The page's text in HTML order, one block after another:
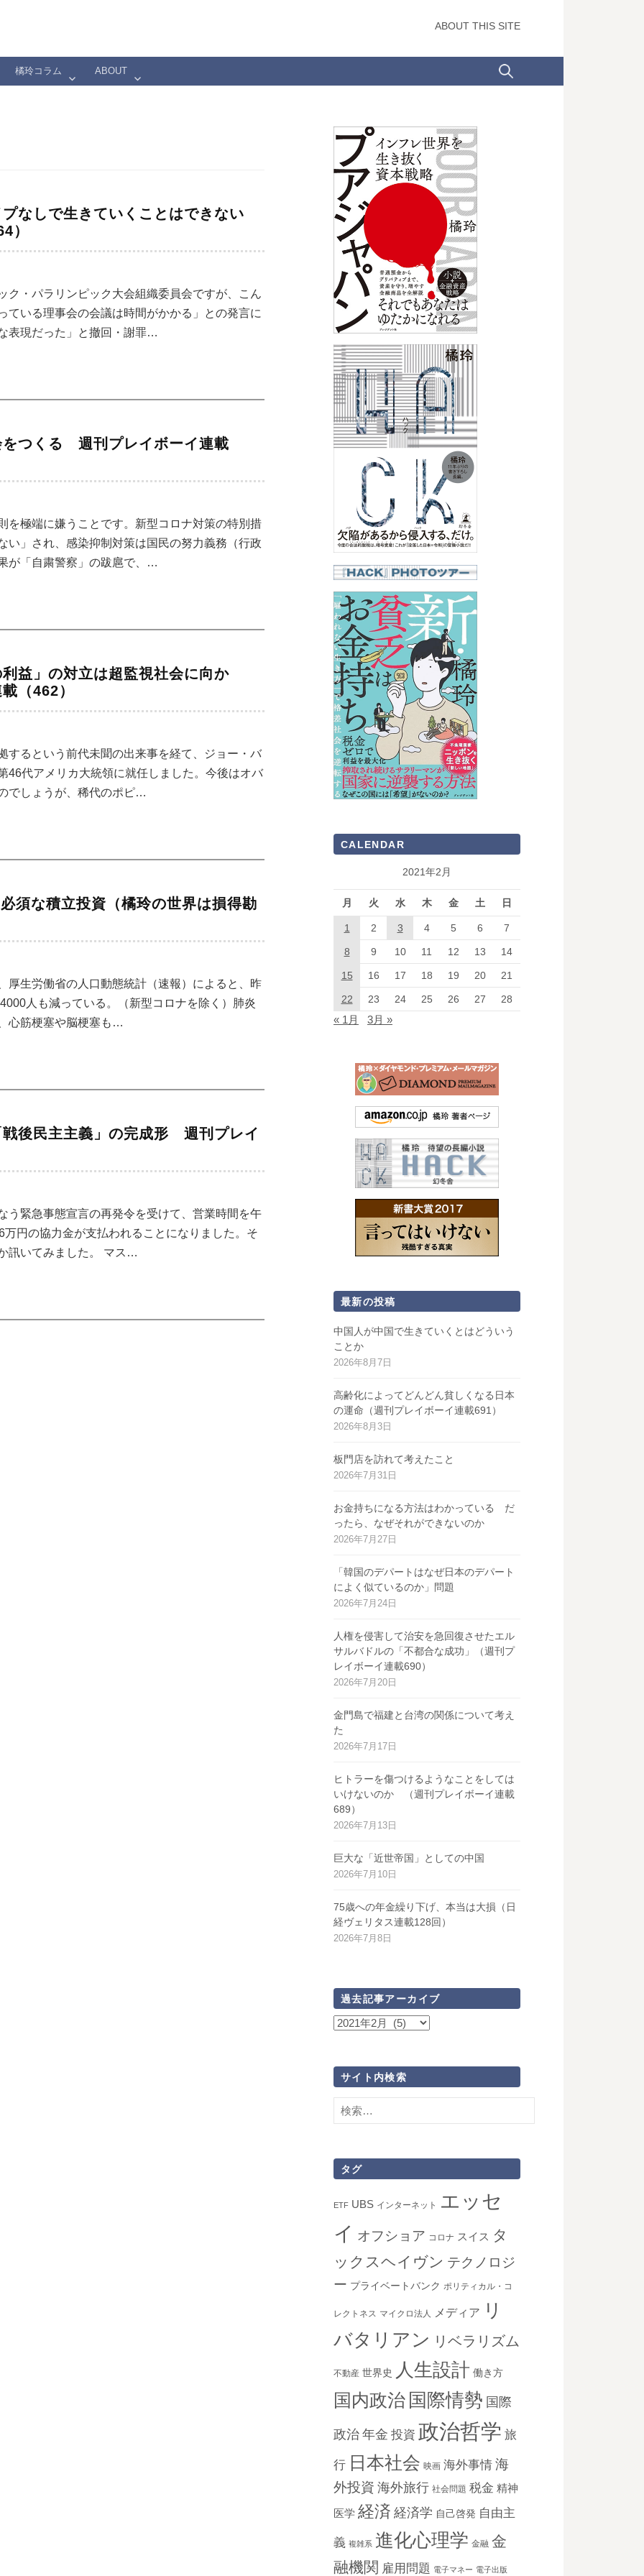
ABOUT THIS SITE
橘玲コラム ABOUT 検
なしで生きていくことはできない
）
ク・パラリンピック大会組織委員会ですが、こん
ている理事会の会議は時間がかかる」との発言に
表現だった」と撤回・謝罪…
をつくる 週刊プレイボーイ連載
を極端に嫌うことです。新型コロナ対策の特別措
い」され、感染抑制対策は国民の努力義務（行政
が「自粛警察」の跋扈で、…
利益」の対立は超監視社会に向か
（462）
するという前代未聞の出来事を経て、ジョー・バ
46代アメリカ大統領に就任しました。今後はオバ
でしょうが、稀代のポピ…
な積立投資（橘玲の世界は損得勘
厚生労働省の人口動態統計（速報）によると、昨
人も減っている。（新型コロナを除く）肺炎
心筋梗塞や脳梗塞も…
後民主主義」の完成形 週刊プレイ
う緊急事態宣言の再発令を受けて、営業時間を午
円の協力金が支払われることになりました。そ
訊いてみました。 マス…
CALENDAR
2021年2月
月 火 水 木 金 土 日
1 2 3 4 5 6 7
8 9 10 11 12 13 14
15 16 17 18 19 20 21
22 23 24 25 26 27 28
« 1月 3月 »
最新の投稿
中国人が中国で生きていくとはどういう
ことか
2026年8月7日
高齢化によってどんどん貧しくなる日本
の運命（週刊プレイボーイ連載691）
2026年8月3日
板門店を訪れて考えたこと
2026年7月31日
お金持ちになる方法はわかっている だ
ったら、なぜそれができないのか
2026年7月27日
「韓国のデパートはなぜ日本のデパート
によく似ているのか」問題
2026年7月24日
人権を侵害して治安を急回復させたエル
サルバドルの「不都合な成功」（週刊プ
レイボーイ連載690）
2026年7月20日
金門島で福建と台湾の関係について考え
た
2026年7月17日
ヒトラーを傷つけるようなことをしては
いけないのか （週刊プレイボーイ連載
689）
2026年7月13日
巨大な「近世帝国」としての中国
2026年7月10日
75歳への年金繰り下げ、本当は大損（日
経ヴェリタス連載128回）
2026年7月8日
過去記事アーカイブ
過
事
ー
カ
ブ
サイト内検索
検
索:
タグ
ETF UBS インターネット
エッセ
イ オフショア コロナ スイス タ
ックスヘイヴン テクノロジ
ー プライベートバンク ポリティカル・コ
レクトネス マイクロ法人 メディア
リ
バタリアン リベラリズム
不動産 世界史 人生設計 働き方
国内政治 国際情勢 国際
政治 年金 投資 政治哲学 旅
行 日本社会 映画 海外事情 海
外投資 海外旅行 社会問題 税金 精神
医学 経済 経済学 自己啓発 自由主
義 複雑系 進化心理学 金融 金
融機関 雇用問題 電子マネー 電子出版